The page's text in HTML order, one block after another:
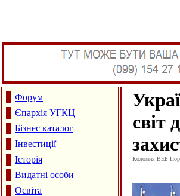
Форум
Єпархія УГКЦ
Бізнес каталог
Інвестиції
Історія
Видатні особи
Освіта
світ
Коломия ВЕБ